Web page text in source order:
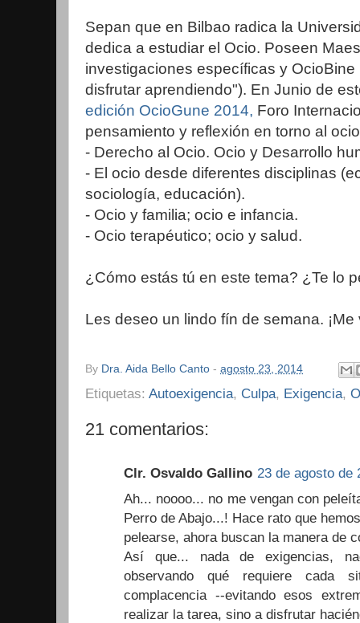
Sepan que en Bilbao radica la
dedica a estudiar el Ocio. Poseen
investigaciones específicas y
disfrutar aprendiendo"). En Junio de
edición OcioGune 2014, Foro
pensamiento y reflexión en torno al
- Derecho al Ocio. Ocio y Desarrollo
- El ocio desde diferentes disciplinas
sociología, educación).
- Ocio y familia; ocio e infancia.
- Ocio terapéutico; ocio y salud.
¿Cómo estás tú en este tema? ¿Te lo
Les deseo un lindo fín de semana.
By Dra. Aida Bello Canto - agosto 23, 2014
Etiquetas: Autoexigencia, Culpa, Exigencia,
21 comentarios:
Clr. Osvaldo Gallino 23 de agosto de
Ah... noooo... no me vengan con
Perro de Abajo...! Hace rato que
pelearse, ahora buscan la manera de
Así que... nada de exigencias,
observando qué requiere cada
complacencia --evitando esos
realizar la tarea, sino a disfrutar